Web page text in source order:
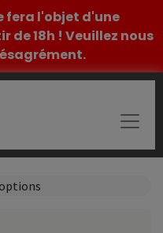
fera l'objet d'une
de 18h ! Veuillez nous